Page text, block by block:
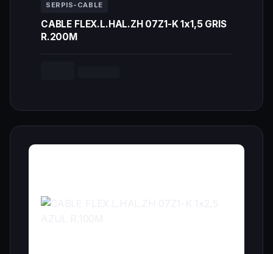
SERPIS-CABLE
CABLE FLEX.L.HAL.ZH 07Z1-K 1x1,5 GRIS
R.200M